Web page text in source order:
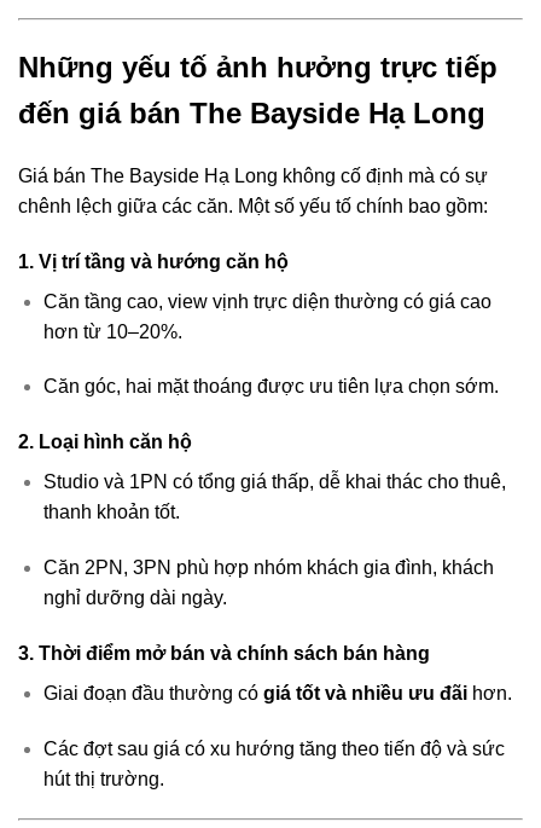
Những yếu tố ảnh hưởng trực tiếp
đến giá bán The Bayside Hạ Long
Giá bán The Bayside Hạ Long không cố định mà có sự
chênh lệch giữa các căn. Một số yếu tố chính bao gồm:
1. Vị trí tầng và hướng căn hộ
Căn tầng cao, view vịnh trực diện thường có giá cao
hơn từ 10–20%.
Căn góc, hai mặt thoáng được ưu tiên lựa chọn sớm.
2. Loại hình căn hộ
Studio và 1PN có tổng giá thấp, dễ khai thác cho thuê,
thanh khoản tốt.
Căn 2PN, 3PN phù hợp nhóm khách gia đình, khách
nghỉ dưỡng dài ngày.
3. Thời điểm mở bán và chính sách bán hàng
Giai đoạn đầu thường có giá tốt và nhiều ưu đãihơn.
Các đợt sau giá có xu hướng tăng theo tiến độ và sức
hút thị trường.